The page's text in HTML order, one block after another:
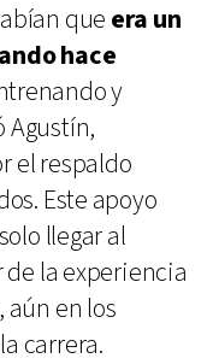
que era un
hace
y
Agustín,
el respaldo
Este apoyo
llegar al
la experiencia
en los
carrera.